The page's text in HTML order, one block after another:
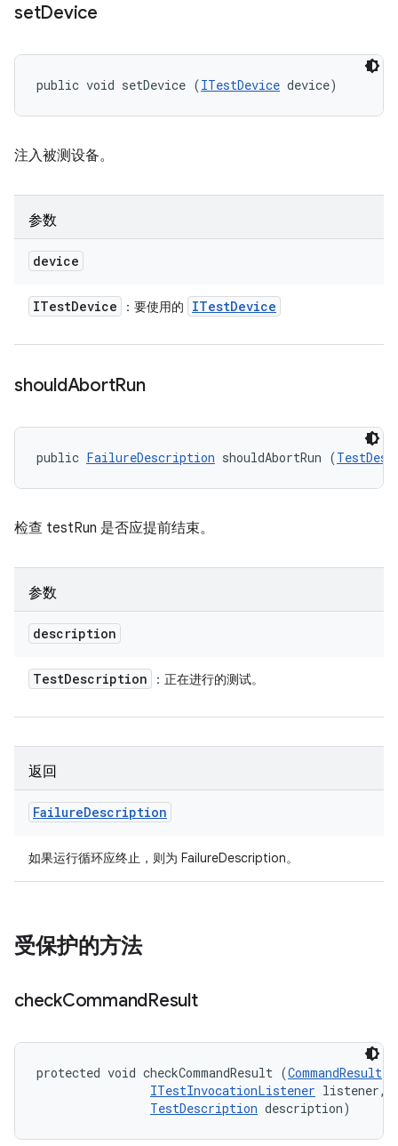
setDevice
public void setDevice (ITestDevice device)
注入被测设备。
参数
device
ITestDevice ：要使用的 ITestDevice
shouldAbortRun
public FailureDescription shouldAbortRun (
检查 testRun 是否应提前结束。
参数
description
TestDescription ：正在进行的测试。
返回
FailureDescription
如果运行循环应终止，则为 FailureDescription。
受保护的方法
checkCommandResult
protected void checkCommandResult (CommandResult
ITestInvocationListener listener,
TestDescription description)